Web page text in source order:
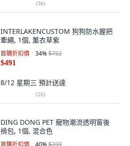
(36)
INTERLAKENCUSTOM 狗狗防水握把
牽繩, 1個, 薰衣草紫
首購折扣價 34%$752
$491
8/12 星期三 預計送達
(26)
DING DONG PET 寵物潮流透明窗後
揹包, 1個, 混合色
首購折扣價 40%$299